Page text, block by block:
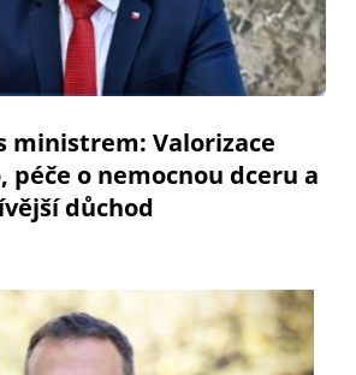
ministrem: Valorizace
péče o nemocnou dceru a
důchod